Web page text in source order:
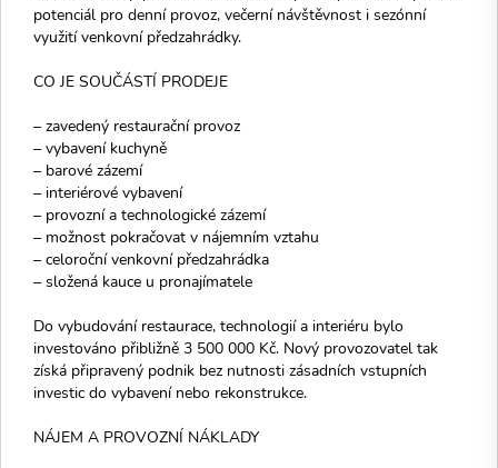
potenciál pro denní provoz, večerní návštěvnost i sezónní
využití venkovní předzahrádky.
CO JE SOUČÁSTÍ PRODEJE
– zavedený restaurační provoz
– vybavení kuchyně
– barové zázemí
– interiérové vybavení
– provozní a technologické zázemí
– možnost pokračovat v nájemním vztahu
– celoroční venkovní předzahrádka
– složená kauce u pronajímatele
Do vybudování restaurace, technologií a interiéru bylo
investováno přibližně 3 500 000 Kč. Nový provozovatel tak
získá připravený podnik bez nutnosti zásadních vstupních
investic do vybavení nebo rekonstrukce.
NÁJEM A PROVOZNÍ NÁKLADY